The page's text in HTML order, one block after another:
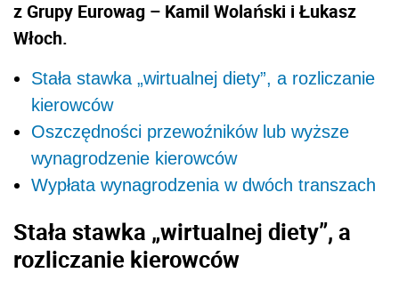
z Grupy Eurowag – Kamil Wolański i Łukasz
Włoch.
Stała stawka „wirtualnej diety”, a rozliczanie
kierowców
Oszczędności przewoźników lub wyższe
wynagrodzenie kierowców
Wypłata wynagrodzenia w dwóch transzach
Stała stawka „wirtualnej diety”, a
rozliczanie kierowców